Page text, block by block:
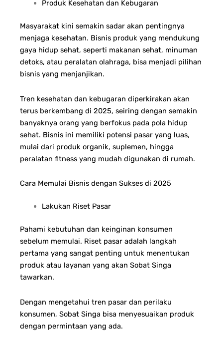
Produk Kesehatan dan Kebugaran
Masyarakat kini semakin sadar akan pentingnya
menjaga kesehatan. Bisnis produk yang mendukung
gaya hidup sehat, seperti makanan sehat, minuman
detoks, atau peralatan olahraga, bisa menjadi pilihan
bisnis yang menjanjikan.
Tren kesehatan dan kebugaran diperkirakan akan
terus berkembang di 2025, seiring dengan semakin
banyaknya orang yang berfokus pada pola hidup
sehat. Bisnis ini memiliki potensi pasar yang luas,
mulai dari produk organik, suplemen, hingga
peralatan fitness yang mudah digunakan di rumah.
Cara Memulai Bisnis dengan Sukses di 2025
Lakukan Riset Pasar
Pahami kebutuhan dan keinginan konsumen
sebelum memulai. Riset pasar adalah langkah
pertama yang sangat penting untuk menentukan
produk atau layanan yang akan Sobat Singa
tawarkan.
Dengan mengetahui tren pasar dan perilaku
konsumen, Sobat Singa bisa menyesuaikan produk
dengan permintaan yang ada.